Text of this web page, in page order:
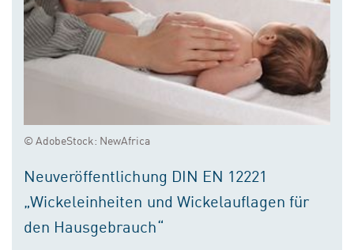
© AdobeStock: NewAfrica
Neuveröffentlichung DIN EN 12221
„Wickeleinheiten und Wickelauflagen für
den Hausgebrauch“